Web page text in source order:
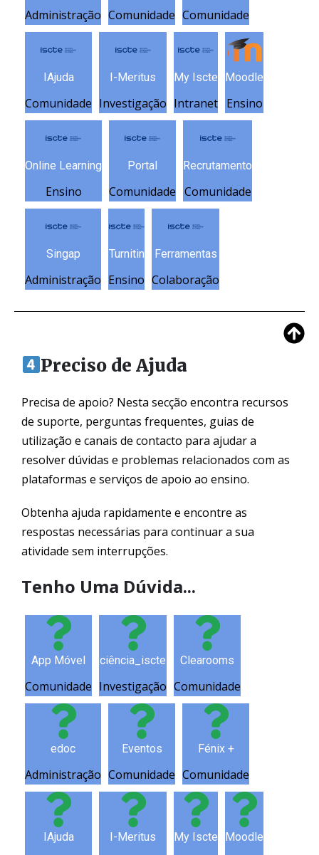
Administração Comunidade Comunidade
IAjuda
Comunidade
I-Meritus
Investigação
My Iscte
Intranet
Moodle
Ensino
Online Learning
Ensino
Portal
Comunidade
Recrutamento
Comunidade
Singap
Administração
Turnitin
Ensino
Ferramentas
Colaboração
Preciso de Ajuda
Precisa de apoio? Nesta secção encontra recursos
de suporte, perguntas frequentes, guias de
utilização e canais de contacto para ajudar a
resolver dúvidas e problemas relacionados com as
plataformas e serviços de apoio ao ensino.
Obtenha ajuda rapidamente e encontre as
respostas necessárias para continuar a sua
atividade sem interrupções.
Tenho Uma Dúvida...
App Móvel
Comunidade
ciência_iscte
Investigação
Clearooms
Comunidade
edoc
Administração
Eventos
Comunidade
Fénix +
Comunidade
IAjuda I-Meritus My Iscte Moodle